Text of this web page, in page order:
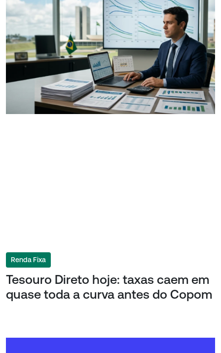
Renda Fixa
Tesouro Direto hoje: taxas caem em
quase toda a curva antes do Copom